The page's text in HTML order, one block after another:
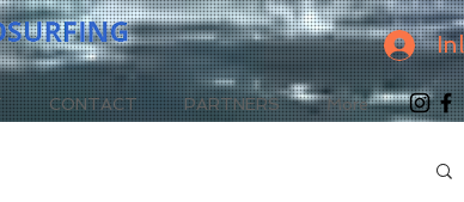
CONTACT PARTNERS More